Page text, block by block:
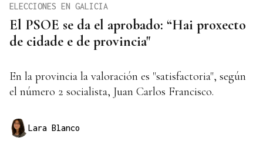
El PSOE se da el aprobado: “Hai proxecto
de cidade e de provincia"
ELECCIONES EN GALICIA
En la provincia la valoración es "satisfactoria", según
el número 2 socialista, Juan Carlos Francisco.
Lara Blanco